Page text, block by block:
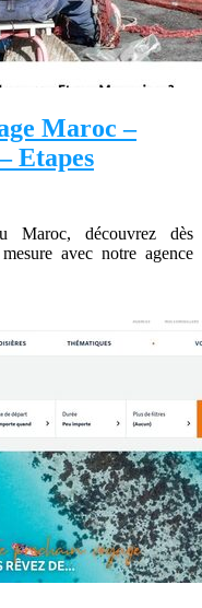
Maroc –
Etapes
Maroc, découvrez dès
avec notre agence